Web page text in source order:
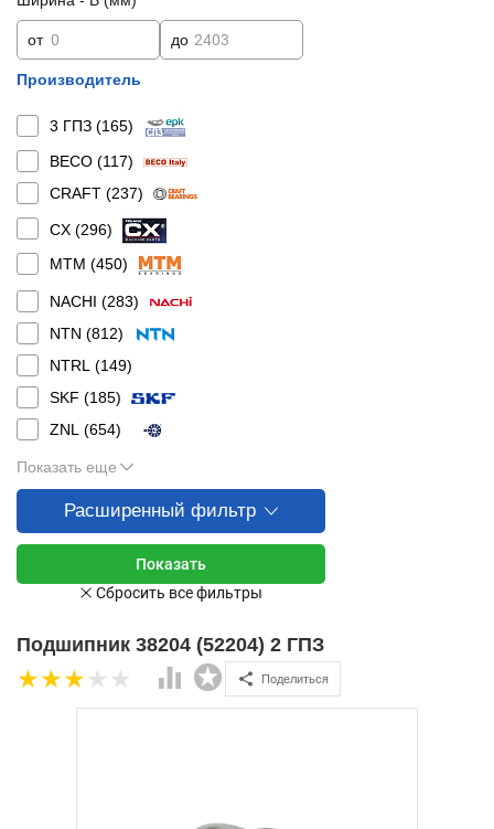
от до
Производитель
3 ГПЗ (165)
BECO (117)
CRAFT (237)
CX (296)
MTM (450)
NACHI (283)
NTN (812)
NTRL (149)
SKF (185)
ZNL (654)
Показать еще
Расширенный фильтр
Подшипник 38204 (52204) 2 ГПЗ
Поделиться